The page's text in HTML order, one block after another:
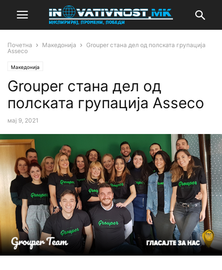
Почетна Македонија
Grouper стана дел од полската групација
Asseco
Македонија
Grouper стана дел од
полската групација Asseco
мај 9, 2021